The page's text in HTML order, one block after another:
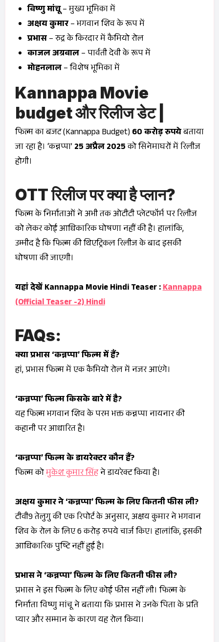
विष्णु मांचू– मुख्य भूमिका में
अक्षय कुमार– भगवान शिव के रूप में
प्रभास– रुद्र के किरदार में कैमियो रोल
काजल अग्रवाल– पार्वती देवी के रूप में
मोहनलाल– विशेष भूमिका में
Kannappa Movie
budgetऔर रिलीज डेट |
फिल्म का बजट (Kannappa Budget) 60 करोड़ रुपयेबताया
जा रहा है। ‘कन्नप्पा’ 25 अप्रैल 2025को सिनेमाघरों में रिलीज
होगी।
OTT रिलीज पर क्या है प्लान?
फिल्म के निर्माताओं ने अभी तक ओटीटी प्लेटफॉर्म पर रिलीज
को लेकर कोई आधिकारिक घोषणा नहीं की है। हालांकि,
उम्मीद है कि फिल्म की थिएट्रिकल रिलीज के बाद इसकी
घोषणा की जाएगी।
यहां देखें Kannappa Movie Hindi Teaser :Kannappa
(Official Teaser -2) Hindi
FAQs:
क्या प्रभास ‘कन्नप्पा’ फिल्म में हैं?
हां, प्रभास फिल्म में एक कैमियो रोल में नजर आएंगे।
‘कन्नप्पा’ फिल्म किसके बारे में है?
यह फिल्म भगवान शिव के परम भक्त कन्नप्पा नायनार की
कहानी पर आधारित है।
‘कन्नप्पा’ फिल्म के डायरेक्टर कौन हैं?
फिल्म कोमुकेश कुमार सिंहने डायरेक्ट किया है।
अक्षय कुमार ने ‘कन्नप्पा’ फिल्म के लिए कितनी फीस ली?
टीवी9 तेलुगु की एक रिपोर्ट के अनुसार, अक्षय कुमार ने भगवान
शिव के रोल के लिए 6 करोड़ रुपये चार्ज किए। हालांकि, इसकी
आधिकारिक पुष्टि नहीं हुई है।
प्रभास ने ‘कन्नप्पा’ फिल्म के लिए कितनी फीस ली?
प्रभास ने इस फिल्म के लिए कोई फीस नहीं ली। फिल्म के
निर्माता विष्णु मांचू ने बताया कि प्रभास ने उनके पिता के प्रति
प्यार और सम्मान के कारण यह रोल किया।